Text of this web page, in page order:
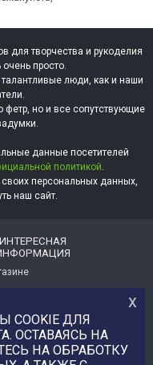
для творчества и рукоделия
просто.
люди, как и наши
фетр, но и все сопутствующие
данные посетителей
политикой.
персональных данных,
наш сайт.
ИНТЕРЕСНАЯ
о магазине
печати на фетре
АП
х
ДЛЯ
ОСТАВАЯСЬ НА
НА ОБРАБОТКУ